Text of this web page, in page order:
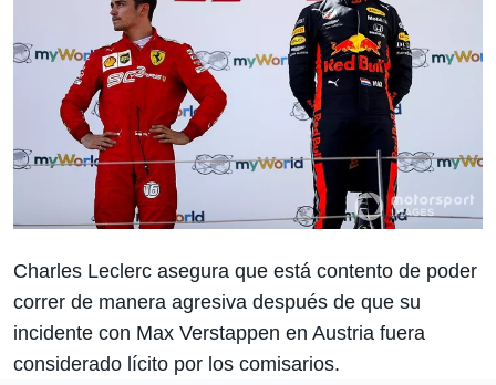
Charles Leclerc asegura que está contento de poder
correr de manera agresiva después de que su
incidente con Max Verstappen en Austria fuera
considerado lícito por los comisarios.